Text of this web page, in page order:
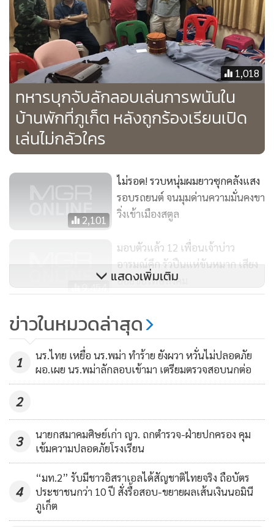
1,018
ทหารบุกจับลักลอบเล่นการพนันใน
บ้านพักที่ภูเก็ต หลังถูกร้องเรียนเปิด
เล่นไม่กลัวใคร
2,101
ไม่รอด! รวบหนุ่มผมยาวซุกคลังแสง
รอบรถยนต์ จนมุมด่านความมั่นคงขา
วิ่งเข้าเมืองสตูล
9,454
มอบตัวแล้ว 12 เพื่อนเจ้าบ่าว
อารมณ์คึก รัวปืนแห่ขันหมาก เสียง
อ่อยขอโทษสังคม
1,543
ติด ทึ่งกระโดดหน้าต่างชั้น 2
พยายามหนีแต่ไม่รอด
แสดงเพิ่มเติม
ข่าวในหมวดล่าสุด
1
นร.ไทย เหยื่อ นร.พม่า ทำร้าย ยังผวา หวั่นไม่ปลอดภัย
ผอ.เผย นร.พม่าลักลอบเข้ามา เตรียมตรวจสอบนกต่อ
2
3
นายกสมาคมศิษย์เก่า ญว. ถกตำรวจ-ฝ่ายปกครอง คุม
เข้มความปลอดภัยโรงเรียน
4
“มท.2” รับมีชาวอิสราเอลได้สัญชาติไทยจริง ถือบัตร
ประชาชนกว่า 10 ปี สั่งรื้อสอบ-ขยายผลเส้นเงินนอมินี
ภูเก็ต